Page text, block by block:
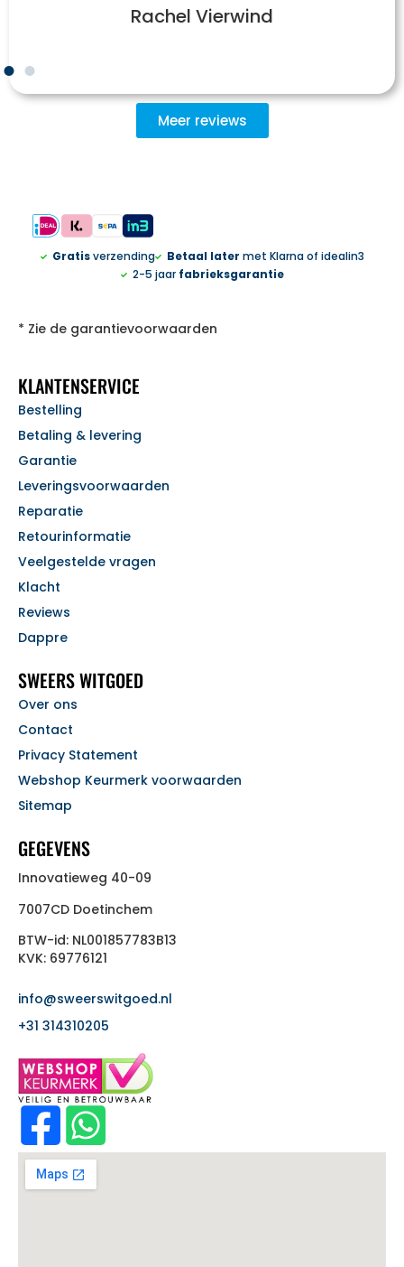
Rachel Vierwind
Meer reviews
Gratisverzending Betaal later met Klarna of idealin3
2-5 jaar fabrieksgarantie
* Zie de garantievoorwaarden
KLANTENSERVICE
Bestelling
Betaling & levering
Garantie
Leveringsvoorwaarden
Reparatie
Retourinformatie
Veelgestelde vragen
Klacht
Reviews
Dappre
SWEERS WITGOED
Over ons
Contact
Privacy Statement
Webshop Keurmerk voorwaarden
Sitemap
GEGEVENS
Innovatieweg 40-09
7007CD Doetinchem
BTW-id: NL001857783B13
KVK: 69776121
info@sweerswitgoed.nl
+31 314310205